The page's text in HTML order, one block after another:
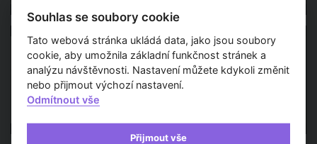
Souhlas se soubory cookie
Tato webová stránka ukládá data, jako jsou soubory
cookie, aby umožnila základní funkčnost stránek a
analýzu návštěvnosti. Nastavení můžete kdykoli změnit
nebo přijmout výchozí nastavení.
Odmítnout vše
Přijmout vše